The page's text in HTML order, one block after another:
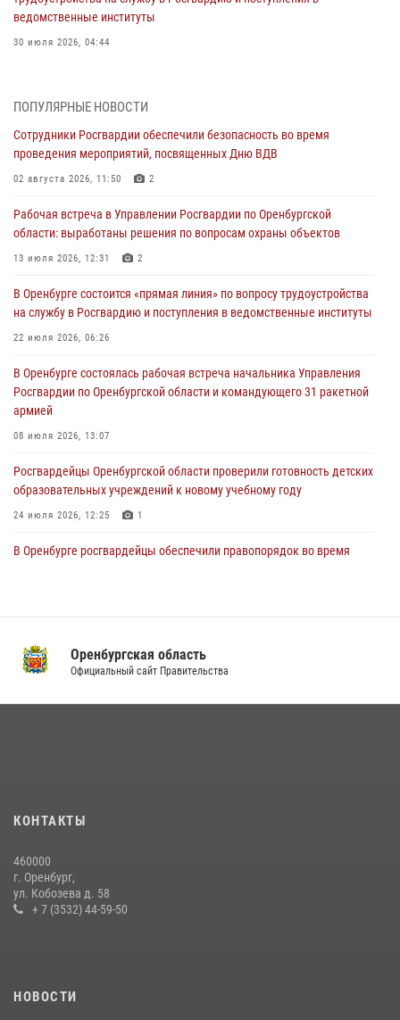
ведомственные институты
30 июля 2026, 04:44
28 июля 2026, 09:41 1
Росгвардейцы обеспечили правопорядок на праздновании Дня
ВМФ в Оренбурге
27 июля 2026, 14:36 2
Росгвардейцы предотвратили трагедию: спасен мужчина в тяжелой
жизненной ситуации (ВИДЕО)
26 июля 2026, 14:45 1
Росгвардейцы Оренбургской области проверили готовность детских
образовательных учреждений к новому учебному году
24 июля 2026, 12:25
При силовой поддержке ОМОН «Кобра» Росгвардии в Оренбурге
проведён рейд по строительным объектам
23 июля 2026, 10:47
ПОПУЛЯРНЫЕ НОВОСТИ
Сотрудники Росгвардии обеспечили безопасность во время
проведения мероприятий, посвященных Дню ВДВ
02 августа 2026, 11:50 2
Рабочая встреча в Управлении Росгвардии по Оренбургской
области: выработаны решения по вопросам охраны объектов
13 июля 2026, 12:31 2
В Оренбурге состоится «прямая линия» по вопросу трудоустройства
на службу в Росгвардию и поступления в ведомственные институты
22 июля 2026, 06:26
В Оренбурге состоялась рабочая встреча начальника Управления
Росгвардии по Оренбургской области и командующего 31 ракетной
армией
08 июля 2026, 13:07
Росгвардейцы Оренбургской области проверили готовность детских
образовательных учреждений к новому учебному году
24 июля 2026, 12:25 1
В Оренбурге росгвардейцы обеспечили правопорядок во время
08 июля 2026, 12:58 4
14 июля 2026, 10:43
проведён рейд по строительным объектам
23 июля 2026, 10:47
Оренбургская область
Официальный сайт Правительства
КОНТАКТЫ
460000
г. Оренбург,
ул. Кобозева д. 58
+ 7 (3532) 44-59-50
НОВОСТИ